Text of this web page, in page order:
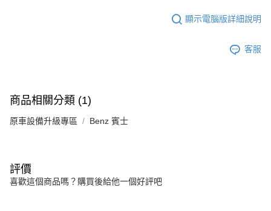
顯示電腦版詳細說明
客服
商品相關分類 (1)
原車設備升級專區 Benz 賓士
評價
喜歡這個商品嗎？購買後給他一個好評吧